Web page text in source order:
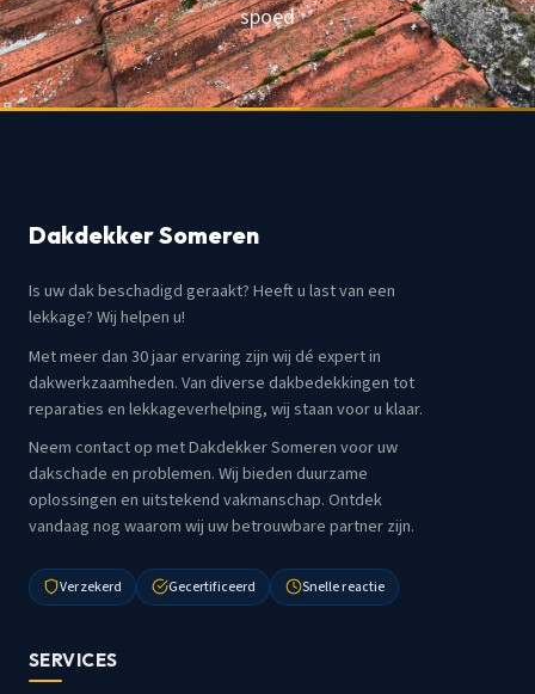
spoed
Dakdekker Someren
Is uw dak beschadigd geraakt? Heeft u last van een
lekkage? Wij helpen u!
Met meer dan 30 jaar ervaring zijn wij dé expert in
dakwerkzaamheden. Van diverse dakbedekkingen tot
reparaties en lekkageverhelping, wij staan voor u klaar.
Neem contact op met Dakdekker Someren voor uw
dakschade en problemen. Wij bieden duurzame
oplossingen en uitstekend vakmanschap. Ontdek
vandaag nog waarom wij uw betrouwbare partner zijn.
Verzekerd Gecertificeerd Snelle reactie
SERVICES